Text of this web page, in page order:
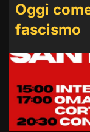
Oggi
fascismo